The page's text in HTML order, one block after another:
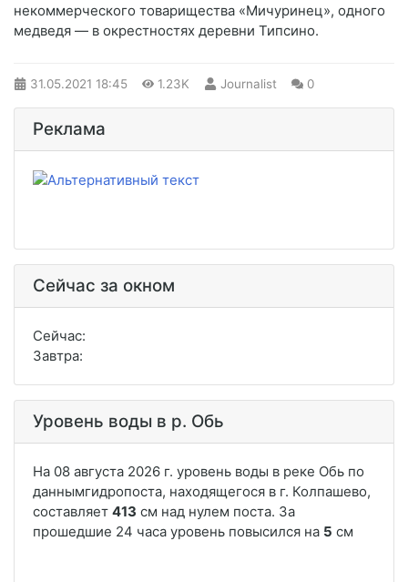
некоммерческого товарищества «Мичуринец», одного
медведя — в окрестностях деревни Типсино.
31.05.2021 18:45 1.23K Journalist 0
Реклама
Сейчас за окном
Сейчас:
Завтра:
Уровень воды в р. Обь